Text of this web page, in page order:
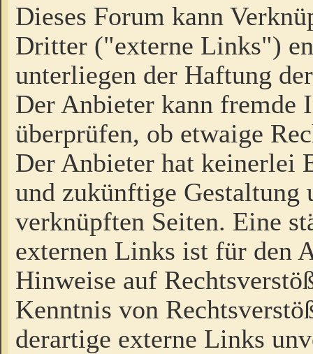
Dieses Forum kann
Dritter ("externe Links")
unterliegen der Haftung
Der Anbieter kann fremde
überprüfen, ob etwaige
Der Anbieter hat keinerlei
und zukünftige Gestaltung
verknüpften Seiten. Eine
externen Links ist für den
Hinweise auf
Kenntnis von
derartige externe Links